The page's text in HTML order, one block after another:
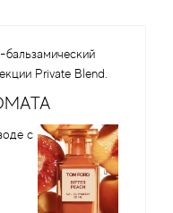
Private Blend.
с